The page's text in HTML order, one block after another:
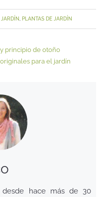
PLANTAS DE JARDÍN
principio de otoño
para el jardín
desde hace más de 30